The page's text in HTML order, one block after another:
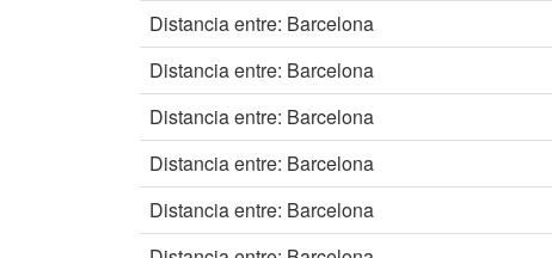
Distancia entre: Barcelona
Distancia entre: Barcelona
Distancia entre: Barcelona
Distancia entre: Barcelona
Distancia entre: Barcelona